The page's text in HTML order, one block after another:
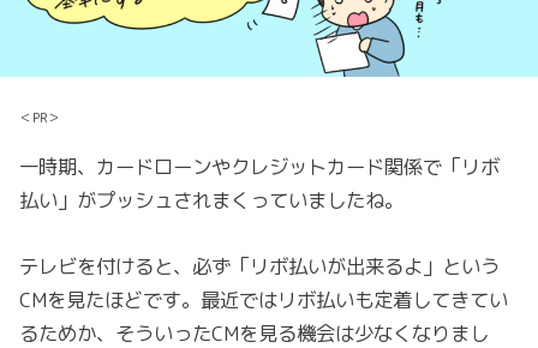
＜PR＞
一時期、カードローンやクレジットカード関係で「リボ
払い」がプッシュされまくっていましたね。
テレビを付けると、必ず「リボ払いが出来るよ」という
CMを見たほどです。最近ではリボ払いも定着してきてい
るためか、そういったCMを見る機会は少なくなりまし